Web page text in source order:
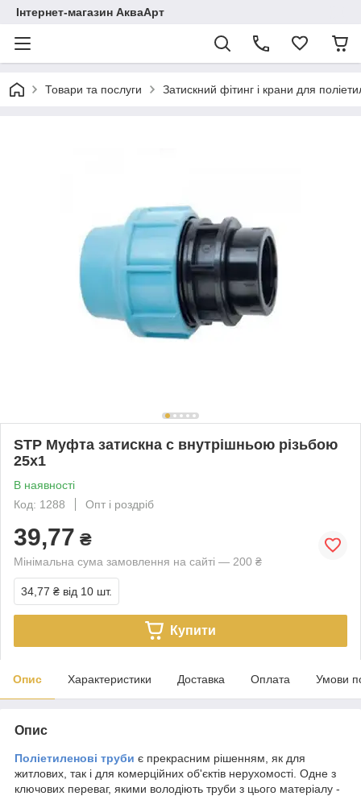
Інтернет-магазин АкваАрт
Товари та послуги Затискний фітинг і крани для
STP Муфта затискна c внутрішньою різьбою
25х1
В наявності
Код: 1288
Опт і роздріб
39,77 ₴
Мінімальна сума замовлення на сайті — 200 ₴
34,77 ₴ від 10 шт.
Купити
Опис Характеристики Доставка Оплата Умови
Опис
Поліетиленові труби є прекрасним рішенням, як для
житлових, так і для комерційних об'єктів нерухомості. Одне з
ключових переваг, якими володіють труби з цього матеріалу -